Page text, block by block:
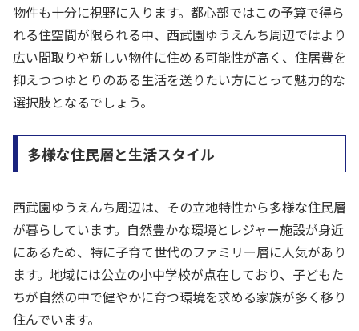
物件も十分に視野に入ります。都心部ではこの予算で得ら
れる住空間が限られる中、西武園ゆうえんち周辺ではより
広い間取りや新しい物件に住める可能性が高く、住居費を
抑えつつゆとりのある生活を送りたい方にとって魅力的な
選択肢となるでしょう。
多様な住民層と生活スタイル
西武園ゆうえんち周辺は、その立地特性から多様な住民層
が暮らしています。自然豊かな環境とレジャー施設が身近
にあるため、特に子育て世代のファミリー層に人気があり
ます。地域には公立の小中学校が点在しており、子どもた
ちが自然の中で健やかに育つ環境を求める家族が多く移り
住んでいます。